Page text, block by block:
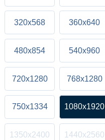
320x568 360x640
480x854 540x960
720x1280 768x1280
750x1334 1080x1920
1350x2400 1440x2560